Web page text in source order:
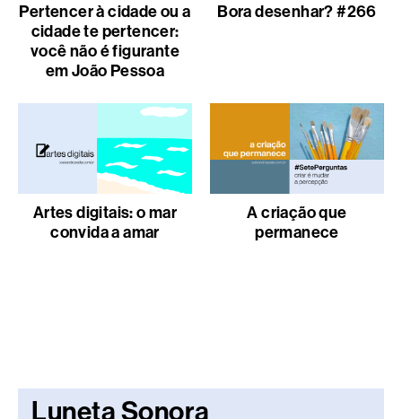
Pertencer à cidade ou a
cidade te pertencer:
você não é figurante
em João Pessoa
Bora desenhar? #266
Artes digitais: o mar
convida a amar
A criação que
permanece
Luneta Sonora